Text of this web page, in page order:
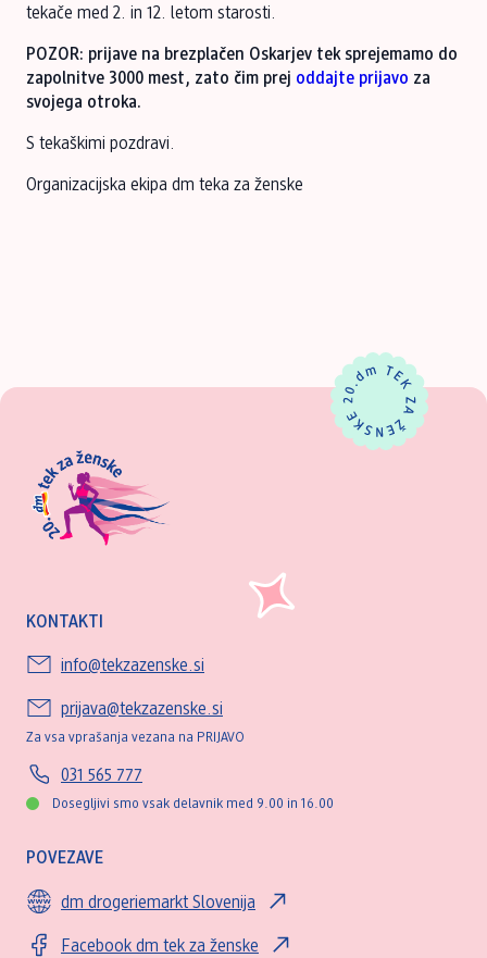
tekače med 2. in 12. letom starosti.
POZOR: prijave na brezplačen Oskarjev tek sprejemamo do
zapolnitve 3000 mest, zato čim prej oddajte prijavo za
svojega otroka.
S tekaškimi pozdravi.
Organizacijska ekipa dm teka za ženske
KONTAKTI
info@tekzazenske.si
prijava@tekzazenske.si
Za vsa vprašanja vezana na PRIJAVO
031 565 777
Dosegljivi smo vsak delavnik med 9.00 in 16.00
POVEZAVE
dm drogeriemarkt Slovenija
Facebook dm tek za ženske